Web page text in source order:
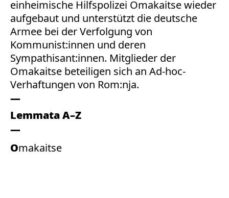
einheimische Hilfspolizei Omakaitse wieder
aufgebaut und unterstützt die deutsche
Armee bei der Verfolgung von
Kommunist:innen und deren
Sympathisant:innen. Mitglieder der
Omakaitse beteiligen sich an Ad-hoc-
Verhaftungen von Rom:nja.
Lemmata A–Z
Omakaitse